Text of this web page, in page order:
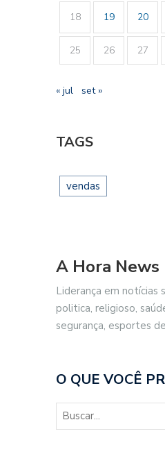
18 19 20
25 26 27
« jul set »
TAGS
vendas
A Hora News
Liderança em
politica, religioso,
segurança, esportes
O QUE VOCÊ